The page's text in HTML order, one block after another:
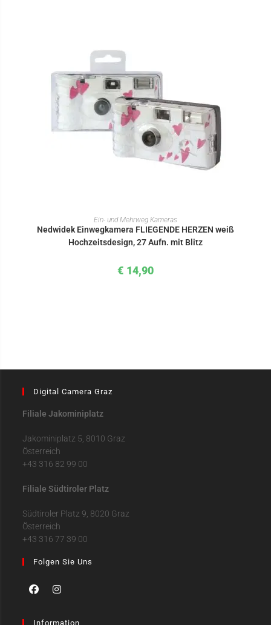
IN DEN WARENKORB
Ein- und Mehrweg Kameras
Nedwidek Einwegkamera FLIEGENDE HERZEN weiß
Hochzeitsdesign, 27 Aufn. mit Blitz
€ 14,90
Digital Camera Graz
Filiale Jakominiplatz
Jakominiplatz 5, 8010 Graz
Österreich
+43 316 82 99 00
Filiale Südtiroler Platz
Südtiroler Platz 9, 8020 Graz
Österreich
+43 316 77 39 00
Folgen Sie Uns
Information